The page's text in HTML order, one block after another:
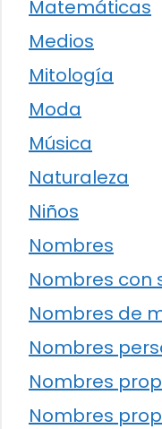
Matemáticas
Medios
Mitología
Moda
Música
Naturaleza
Niños
Nombres
Nombres con
Nombres de
Nombres
Nombres
Nombres